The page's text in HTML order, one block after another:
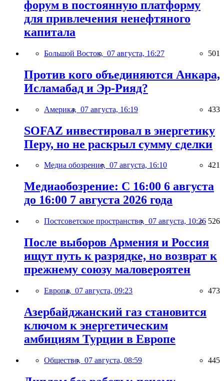
форум в постоянную платформу
для привлечения ненефтяного
капитала
Большой Восток, 07 августа, 16:27 501
Против кого объединяются Анкара,
Исламабад и Эр-Рияд?
Америка, 07 августа, 16:19 433
SOFAZ инвестировал в энергетику
Перу, но не раскрыл сумму сделки
Медиа обозрение, 07 августа, 16:10 421
Медиаобозрение: С 16:00 6 августа
до 16:00 7 августа 2026 года
Постсоветское пространство, 07 августа, 10:26 526
После выборов Армения и Россия
ищут путь к разрядке, но возврат к
прежнему союзу маловероятен
Европа, 07 августа, 09:23 473
Азербайджанский газ становится
ключом к энергетическим
амбициям Турции в Европе
Общество, 07 августа, 08:59 445